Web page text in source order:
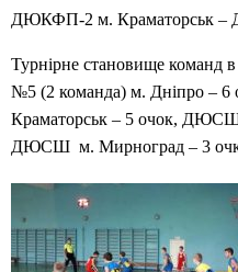
ДЮКФП-2 м. Краматорськ
Турнірне становище
№5 (2 команда) м. Дніпро –
Краматорськ – 5 очок,
ДЮСШ м. Мирноград – 3